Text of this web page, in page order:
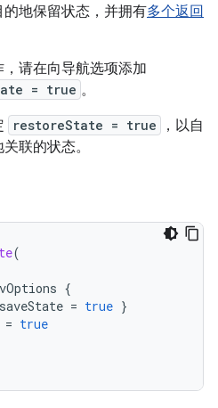
地保留状态，并拥有多个返回
请在向导航选项添加
= true 。
restoreState = true
，以自
联的状态。
(
{
saveState = true }
= true